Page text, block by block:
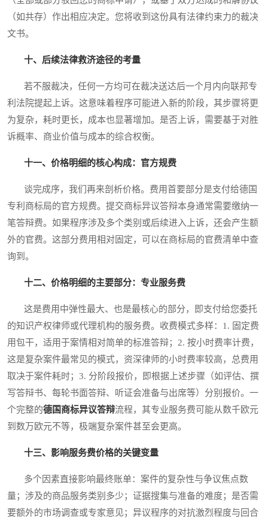
（如共存）作出相应决定。您将收到这份具有法律约束力的裁决
文书。
十、后续法律救济途径的考量
若不服裁决，任何一方均可在裁决送达后一个月内向联邦专
利法院提起上诉。这意味着程序可能进入新的阶段，其步骤将更
为复杂，耗时更长，成本也显著增加。是否上诉，需要基于对胜
诉概率、商业价值与成本的综合权衡。
十一、价格明细的核心构成：官方规费
谈完成序，我们再来剖析价格。费用首要部分是支付给德国
专利商标局的官方规费。提交商标异议答辩本身通常需要缴纳一
笔答辩费。如果程序涉及多个类别或后续进入上诉，还会产生额
外的官费。这部分费用相对固定，可以在商标局的官费清单中查
询到。
十二、价格明细的主要部分：专业服务费
这是费用中弹性最大、也是最核心的部分，即支付给您委托
的知识产权律师或代理机构的服务费。收费模式多样：1. 固定费
用包干，适用于案情相对简单的标准答辩；2. 按小时费率计费，
这是复杂案件最常见的模式，资深律师的小时费率较高，总费用
取决于案件耗时；3. 分阶段报价，即根据上述步骤（如评估、撰
写答辩书、每轮书面答辩、听证会准备与出席等）分别报价。一
个完整的德国商标异议答辩流程，其专业服务费可能从数千欧元
到数万欧元不等，极端复杂案件甚至会更高。
十三、影响服务费价格的关键变量
多个因素直接影响最终账单：案件的复杂性与争议焦点数
量；涉及的商品服务类别多少；证据搜集与准备的难度；是否需
要额外的市场调查或专家意见；异议程序的对抗激烈程度与回合